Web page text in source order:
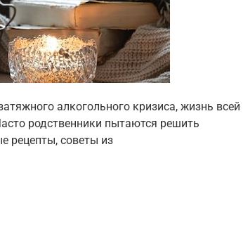
алкогольного кризиса, жизнь всей
родственники пытаются решить
рецепты, советы из